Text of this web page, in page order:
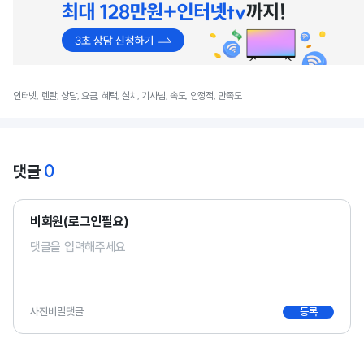
인터넷, 렌탈, 상담, 요금, 혜택, 설치, 기사님, 속도, 안정적, 만족도
댓글 0
비회원(로그인필요)
사진비밀댓글 등록